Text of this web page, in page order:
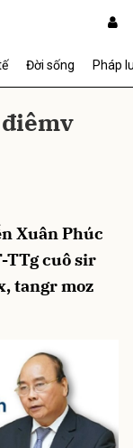
Đời sống Pháp
Xuân Phúc
cuô sir
tangr moz